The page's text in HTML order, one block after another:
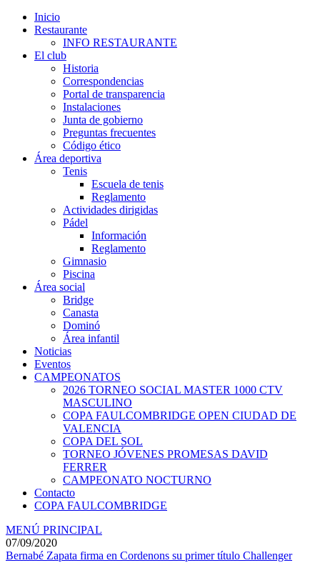
Inicio
Restaurante
INFO RESTAURANTE
El club
Historia
Correspondencias
Portal de transparencia
Instalaciones
Junta de gobierno
Preguntas frecuentes
Código ético
Área deportiva
Tenis
Escuela de tenis
Reglamento
Actividades dirigidas
Pádel
Información
Reglamento
Gimnasio
Piscina
Área social
Bridge
Canasta
Dominó
Área infantil
Noticias
Eventos
CAMPEONATOS
2026 TORNEO SOCIAL MASTER 1000 CTV
MASCULINO
COPA FAULCOMBRIDGE OPEN CIUDAD DE
VALENCIA
COPA DEL SOL
TORNEO JÓVENES PROMESAS DAVID
FERRER
CAMPEONATO NOCTURNO
Contacto
COPA FAULCOMBRIDGE
MENÚ PRINCIPAL
07/09/2020
Bernabé Zapata firma en Cordenons su primer título Challenger